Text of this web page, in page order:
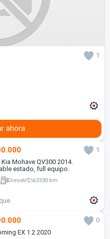
1
ahora
1
Mohave QV300 2014.
estado, full equipo.
Diesel 63330 km
0
EX 1.2 2020